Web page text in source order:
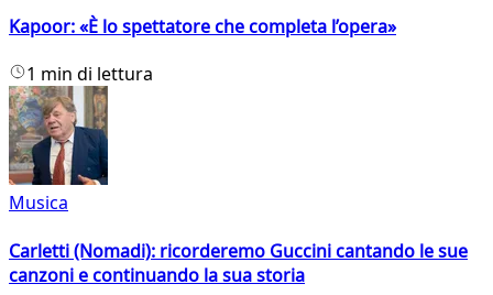
Kapoor: «È lo spettatore che completa l’opera»
1 min di lettura
Musica
Carletti (Nomadi): ricorderemo Guccini cantando le sue
canzoni e continuando la sua storia